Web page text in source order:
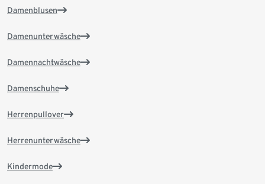
Damenblusen
Damenunterwäsche
Damennachtwäsche
Damenschuhe
Herrenpullover
Herrenunterwäsche
Kindermode